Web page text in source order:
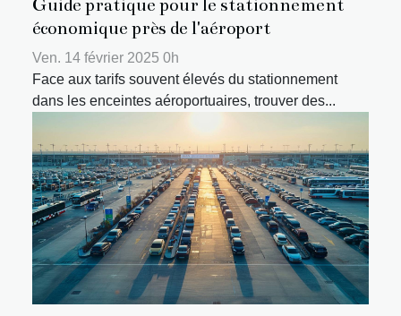
Guide pratique pour le stationnement
économique près de l'aéroport
Ven. 14 février 2025 0h
Face aux tarifs souvent élevés du stationnement
dans les enceintes aéroportuaires, trouver des...